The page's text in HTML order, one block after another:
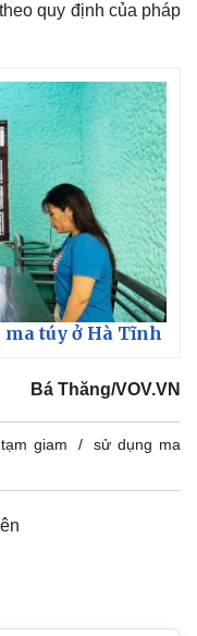
quy định của pháp
túy ở Hà Tĩnh
Bá Thăng/VOV.VN
tạm giam
sử dụng ma